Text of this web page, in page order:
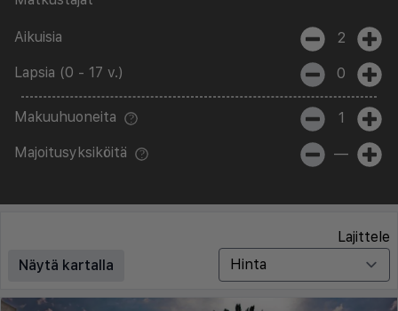
Aikuisia 2
Lapsia (0 - 17 v.) 0
Makuuhuoneita 1
Majoitusyksiköitä —
Näytä kartalla
Lajittele